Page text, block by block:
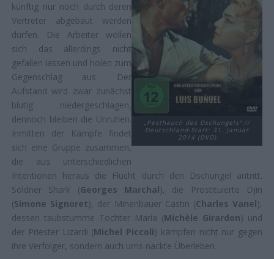
„Pesthauch des Dschungels“ //
Deutschland-Start: 31. Januar
2014 (DVD)
künftig nur noch durch deren
Vertreter abgebaut werden
dürfen. Die Arbeiter wollen
sich das allerdings nicht
gefallen lassen und holen zum
Gegenschlag aus. Der
Aufstand wird zwar zunächst
blutig niedergeschlagen,
dennoch bleiben die Unruhen.
Inmitten der Kämpfe findet
sich eine Gruppe zusammen,
die aus unterschiedlichen
Intentionen heraus die Flucht durch den Dschungel antritt.
Söldner Shark (Georges Marchal), die Prostituierte Djin
(Simone Signoret), der Minenbauer Castin (Charles Vanel),
dessen taubstumme Tochter María (Michèle Girardon) und
der Priester Lizardi (Michel Piccoli) kämpfen nicht nur gegen
ihre Verfolger, sondern auch ums nackte Überleben.